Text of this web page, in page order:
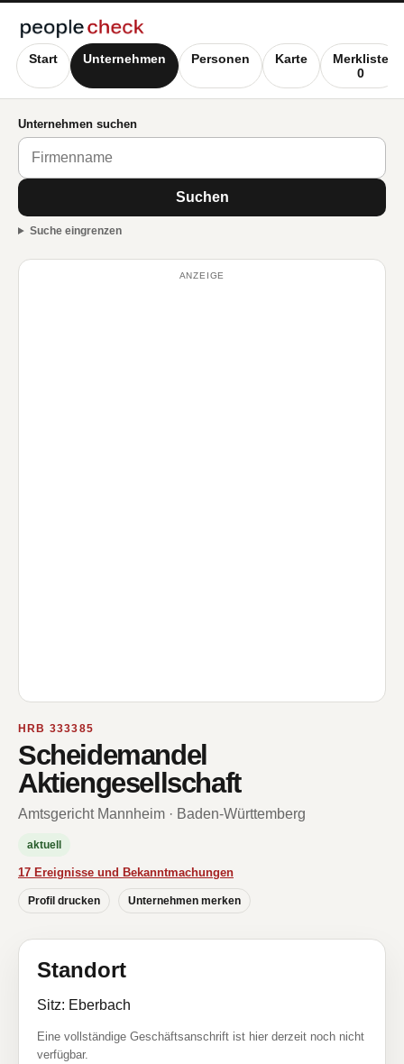
Start Unternehmen Personen Karte
Merkliste
0
Unternehmen suchen
Suchen
Suche eingrenzen
ANZEIGE
HRB 333385
Scheidemandel
Aktiengesellschaft
Amtsgericht Mannheim · Baden-Württemberg
aktuell
17 Ereignisse und Bekanntmachungen
Profil drucken Unternehmen merken
Standort
Sitz: Eberbach
Eine vollständige Geschäftsanschrift ist hier derzeit noch nicht
verfügbar.